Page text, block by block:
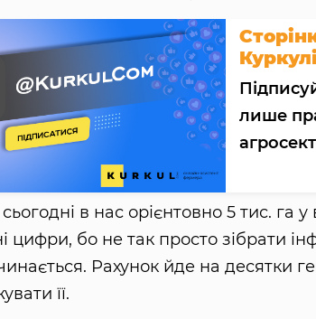
лише
в нас орієнтовно 5 тис. га
цифри, бо не так просто зібрати
Рахунок йде на десятки
її.